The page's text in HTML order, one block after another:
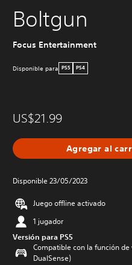
Boltgun
Focus Entertainment
Disponible para PS5 PS4
US$21.99
Agregar al
Disponible 23/05/2023
Juego offline activado
1 jugador
Versión para PS5
Compatible con la función
DualSense)